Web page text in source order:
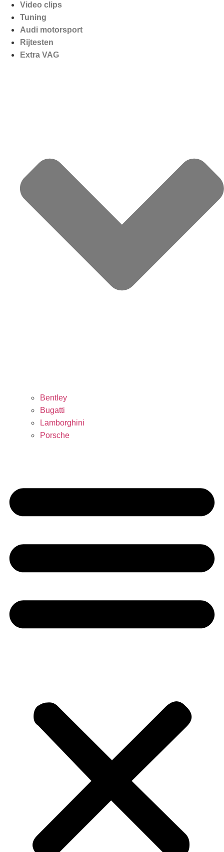
Video clips
Tuning
Audi motorsport
Rijtesten
Extra VAG
Bentley
Bugatti
Lamborghini
Porsche